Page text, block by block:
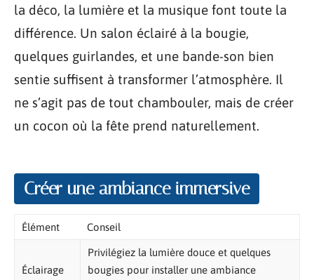
la déco, la lumière et la musique font toute la
différence. Un salon éclairé à la bougie,
quelques guirlandes, et une bande-son bien
sentie suffisent à transformer l’atmosphère. Il
ne s’agit pas de tout chambouler, mais de créer
un cocon où la fête prend naturellement.
Créer une ambiance immersive
Élément Conseil
Éclairage
Privilégiez la lumière douce et quelques
bougies pour installer une ambiance